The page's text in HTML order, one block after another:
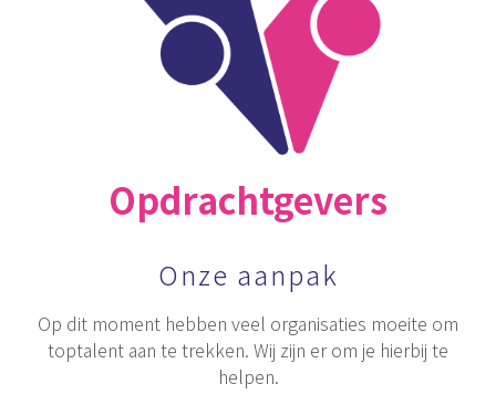
Opdrachtgevers
Onze aanpak
Op dit moment hebben veel organisaties moeite om
toptalent aan te trekken. Wij zijn er om je hierbij te
helpen.